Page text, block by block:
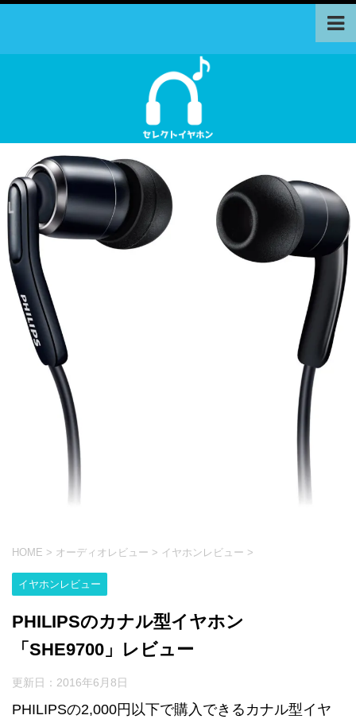
HOME > オーディオレビュー > イヤホンレビュー >
イヤホンレビュー
PHILIPSのカナル型イヤホン
「SHE9700」レビュー
更新日： 2016年6月8日
PHILIPSの2,000円以下で購入できるカナル型イヤ